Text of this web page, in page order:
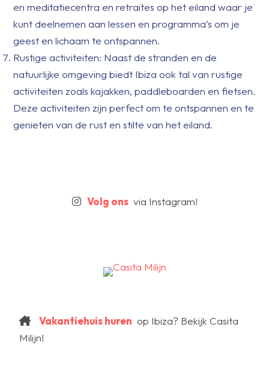
en meditatiecentra en retraites op het eiland waar je
kunt deelnemen aan lessen en programma’s om je
geest en lichaam te ontspannen.
Rustige activiteiten: Naast de stranden en de
natuurlijke omgeving biedt Ibiza ook tal van rustige
activiteiten zoals kajakken, paddleboarden en fietsen.
Deze activiteiten zijn perfect om te ontspannen en te
genieten van de rust en stilte van het eiland.
Volg onsvia Instagram!
Vakantiehuis huren op Ibiza? Bekijk Casita
Milijn!